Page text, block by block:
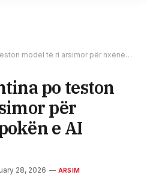
të ri arsimor për nxënësit në epokën e AI
po teston
për
e AI
28, 2026 ARSIM